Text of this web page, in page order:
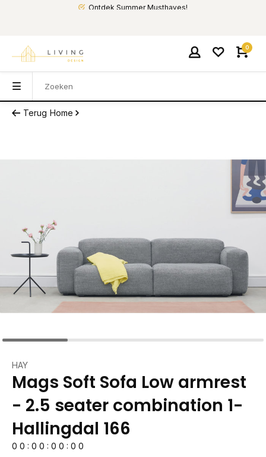
Ontdek Summer Musthaves!
0
Terug Home
HAY
Mags Soft Sofa Low armrest
- 2.5 seater combination 1-
Hallingdal 166
0 0 : 0 0 : 0 0 : 0 0